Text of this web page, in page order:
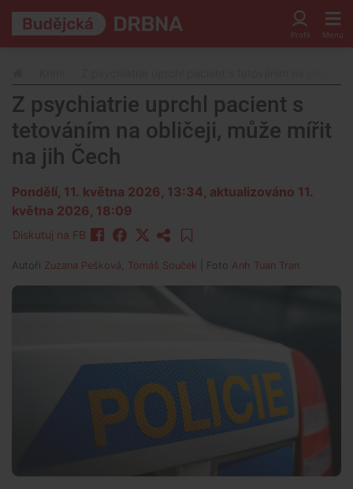
Z psychiatrie uprchl pacient s
tetováním na obličeji, může mířit
na jih Čech
Pondělí, 11. května 2026, 13:34, aktualizováno 11.
května 2026, 18:09
Diskutuj na FB
Autoři Zuzana Pešková Tomáš Souček | Foto Anh Tuan Tran